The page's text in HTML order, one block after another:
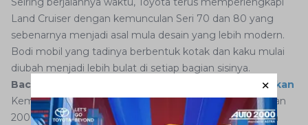
Land Cruiser dengan kemunculan Seri 70 dan 80 yang
sebenarnya menjadi asal mula desain yang lebih modern.
Bodi mobil yang tadinya berbentuk kotak dan kaku mulai
diubah menjadi lebih bulat di setiap bagian sisinya.
Baca juga:
5 Jenis Mobil Toyota yang Kuat di Tanjakan
Kemudian pada tahun 2000, barulah muncul seri 100 dan
200 yang mobilnya bisa dijumpai hingga saat ini. Desain